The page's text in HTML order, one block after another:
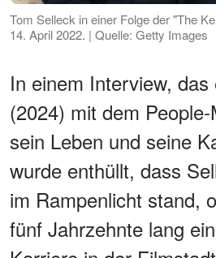
Tom Selleck in einer Folge der "The
14. April 2022. | Quelle: Getty Images
In einem Interview, das
(2024) mit dem
sein Leben und seine
wurde enthüllt, dass
im Rampenlicht stand,
fünf Jahrzehnte lang